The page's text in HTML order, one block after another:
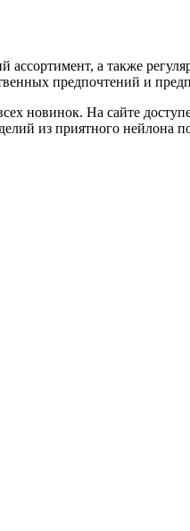
ассортимент, а также
предпочтений и
новинок. На сайте
из приятного нейлона